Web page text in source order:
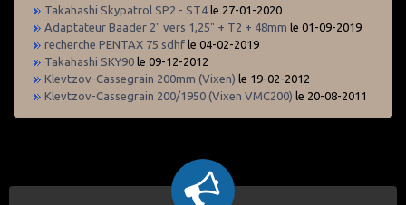
Takahashi Skypatrol SP2 - ST4 le 27-01-2020
Adaptateur Baader 2" vers 1,25" + T2 + 48mm le 01-09-2019
recherche PENTAX 75 sdhf le 04-02-2019
Takahashi SKY90 le 09-12-2012
Klevtzov-Cassegrain 200mm (Vixen) le 19-02-2012
Klevtzov-Cassegrain 200/1950 (Vixen VMC200) le 20-08-2011